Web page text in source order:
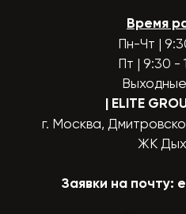
Время
Пн-Чт |
Пт | 9:30 -
| ELITE
г. Москва,
ЖК
Заявки на почту: